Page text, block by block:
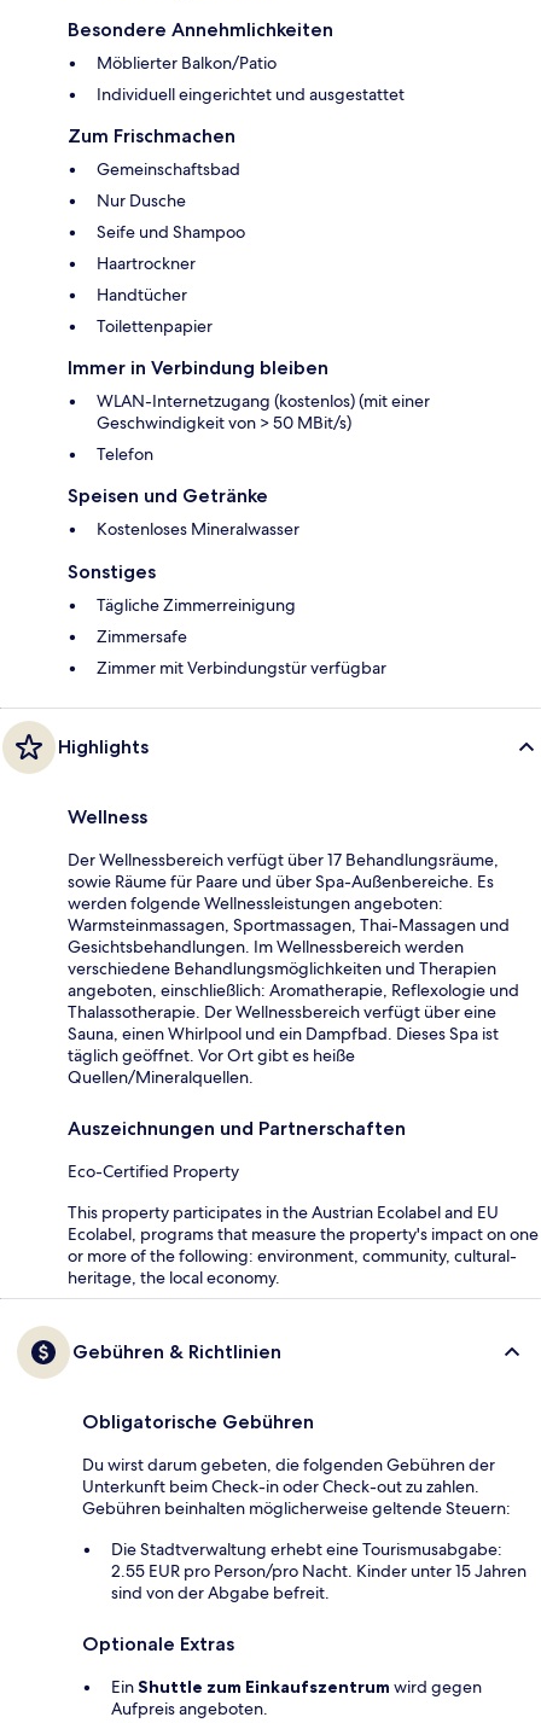
Besondere Annehmlichkeiten
Möblierter Balkon/Patio
Individuell eingerichtet und ausgestattet
Zum Frischmachen
Gemeinschaftsbad
Nur Dusche
Seife und Shampoo
Haartrockner
Handtücher
Toilettenpapier
Immer in Verbindung bleiben
WLAN-Internetzugang (kostenlos) (mit einer
Geschwindigkeit von > 50 MBit/s)
Telefon
Speisen und Getränke
Kostenloses Mineralwasser
Sonstiges
Tägliche Zimmerreinigung
Zimmersafe
Zimmer mit Verbindungstür verfügbar
Highlights
Wellness
Der Wellnessbereich verfügt über 17 Behandlungsräume,
sowie Räume für Paare und über Spa-Außenbereiche. Es
werden folgende Wellnessleistungen angeboten:
Warmsteinmassagen, Sportmassagen, Thai-Massagen und
Gesichtsbehandlungen. Im Wellnessbereich werden
verschiedene Behandlungsmöglichkeiten und Therapien
angeboten, einschließlich: Aromatherapie, Reflexologie und
Thalassotherapie. Der Wellnessbereich verfügt über eine
Sauna, einen Whirlpool und ein Dampfbad. Dieses Spa ist
täglich geöffnet. Vor Ort gibt es heiße
Quellen/Mineralquellen.
Auszeichnungen und Partnerschaften
Eco-Certified Property
This property participates in the Austrian Ecolabel and EU
Ecolabel, programs that measure the property's impact on one
or more of the following: environment, community, cultural-
heritage, the local economy.
Gebühren & Richtlinien
Obligatorische Gebühren
Du wirst darum gebeten, die folgenden Gebühren der
Unterkunft beim Check-in oder Check-out zu zahlen.
Gebühren beinhalten möglicherweise geltende Steuern:
Die Stadtverwaltung erhebt eine Tourismusabgabe:
2.55 EUR pro Person/pro Nacht. Kinder unter 15 Jahren
sind von der Abgabe befreit.
Optionale Extras
EinShuttle zum Einkaufszentrum wird gegen
Aufpreis angeboten.